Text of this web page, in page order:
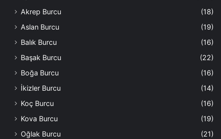
Akrep Burcu
(18)
Aslan Burcu
(19)
Balık Burcu
(16)
Başak Burcu
(22)
Boğa Burcu
(16)
İkizler Burcu
(14)
Koç Burcu
(16)
Kova Burcu
(19)
Oğlak Burcu
(21)